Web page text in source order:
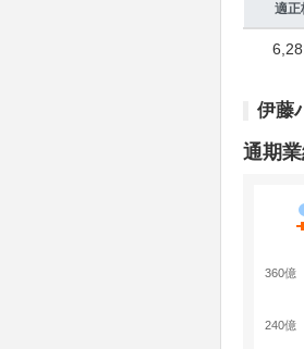
適正
伊藤
通期
240億
360億